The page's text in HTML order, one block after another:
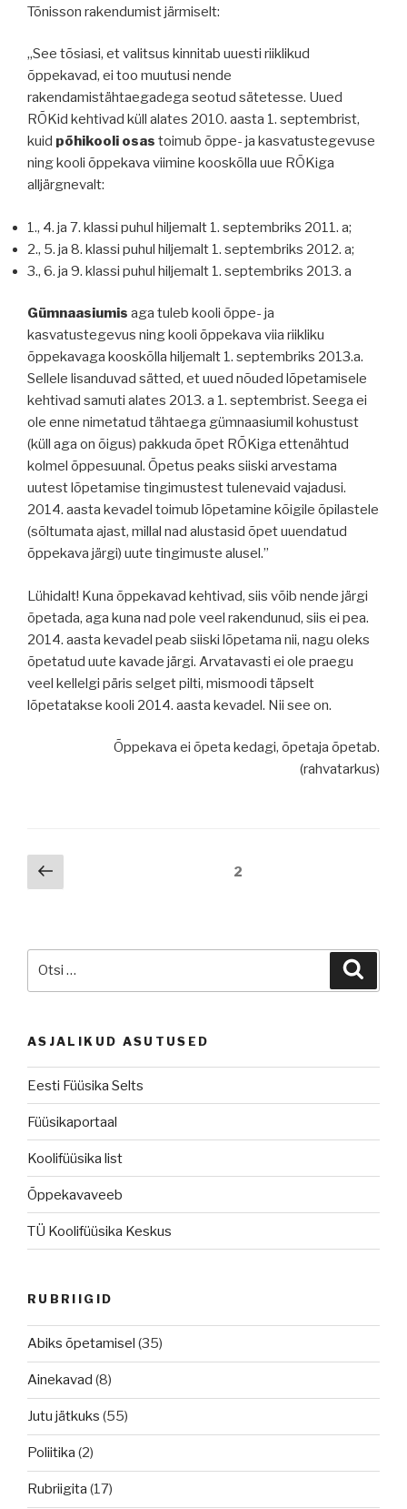
Tõnisson rakendumist järmiselt:
„See tõsiasi, et valitsus kinnitab uuesti riiklikud
õppekavad, ei too muutusi nende
rakendamistähtaegadega seotud sätetesse. Uued
RÕKid kehtivad küll alates 2010. aasta 1. septembrist,
kuid põhikooli osas toimub õppe- ja kasvatustegevuse
ning kooli õppekava viimine kooskõlla uue RÕKiga
alljärgnevalt:
1., 4. ja 7. klassi puhul hiljemalt 1. septembriks 2011. a;
2., 5. ja 8. klassi puhul hiljemalt 1. septembriks 2012. a;
3., 6. ja 9. klassi puhul hiljemalt 1. septembriks 2013. a
Gümnaasiumis aga tuleb kooli õppe- ja
kasvatustegevus ning kooli õppekava viia riikliku
õppekavaga kooskõlla hiljemalt 1. septembriks 2013.a.
Sellele lisanduvad sätted, et uued nõuded lõpetamisele
kehtivad samuti alates 2013. a 1. septembrist. Seega ei
ole enne nimetatud tähtaega gümnaasiumil kohustust
(küll aga on õigus) pakkuda õpet RÕKiga ettenähtud
kolmel õppesuunal. Õpetus peaks siiski arvestama
uutest lõpetamise tingimustest tulenevaid vajadusi.
2014. aasta kevadel toimub lõpetamine kõigile õpilastele
(sõltumata ajast, millal nad alustasid õpet uuendatud
õppekava järgi) uute tingimuste alusel.”
Lühidalt! Kuna õppekavad kehtivad, siis võib nende järgi
õpetada, aga kuna nad pole veel rakendunud, siis ei pea.
2014. aasta kevadel peab siiski lõpetama nii, nagu oleks
õpetatud uute kavade järgi. Arvatavasti ei ole praegu
veel kellelgi päris selget pilti, mismoodi täpselt
lõpetatakse kooli 2014. aasta kevadel. Nii see on.
Õppekava ei õpeta kedagi, õpetaja õpetab.
(rahvatarkus)
Navigeerimine
Eelmine
lk
2
ASJALIKUD ASUTUSED
Eesti Füüsika Selts
Füüsikaportaal
Koolifüüsika list
Õppekavaveeb
TÜ Koolifüüsika Keskus
RUBRIIGID
Abiks õpetamisel (35)
Ainekavad (8)
Jutu jätkuks (55)
Poliitika (2)
Rubriigita (17)